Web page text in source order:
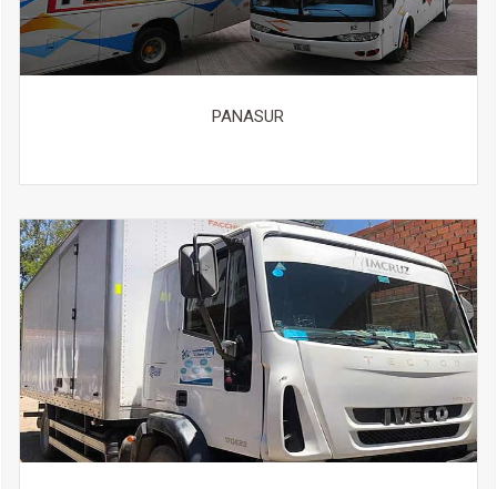
PANASUR